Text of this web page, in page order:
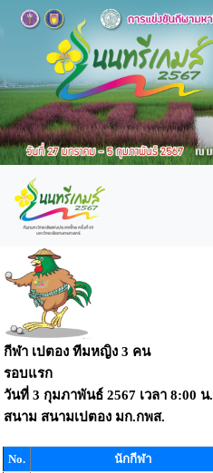
กีฬา เปตอง ทีมหญิง 3 คน
รอบแรก
วันที่ 3 กุมภาพันธ์ 2567 เวลา 8:00 น.
สนาม สนามเปตอง มก.กพส.
No. นักกีฬา